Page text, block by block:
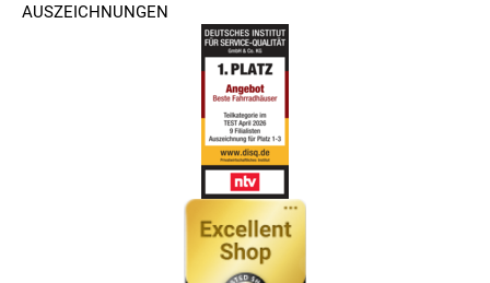
AUSZEICHNUNGEN